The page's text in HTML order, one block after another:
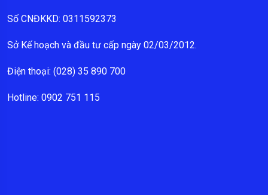
Số CNĐKKD: 0311592373
Sở Kế hoạch và đầu tư cấp ngày 02/03/2012.
Điện thoại: (028) 35 890 700
Hotline: 0902 751 115